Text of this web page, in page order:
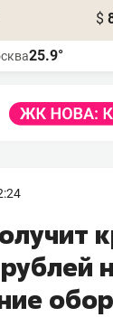
$
25.9°